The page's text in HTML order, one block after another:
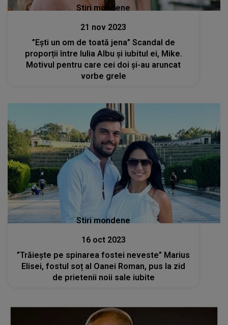
Stiri mondene
21 nov 2023
”Ești un om de toată jena” Scandal de
proporții între Iulia Albu și iubitul ei, Mike.
Motivul pentru care cei doi și-au aruncat
vorbe grele
Stiri mondene
16 oct 2023
”Trăiește pe spinarea fostei neveste” Marius
Elisei, fostul soț al Oanei Roman, pus la zid
de prietenii noii sale iubite